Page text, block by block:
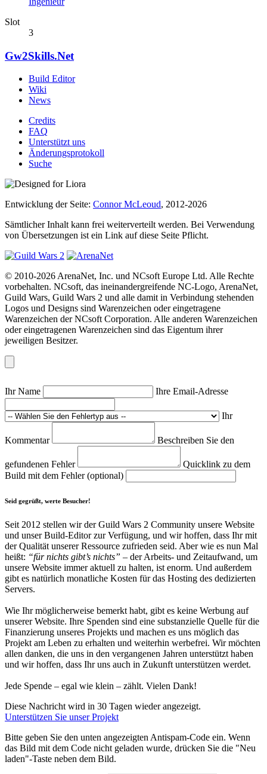
Slot
3
Gw2Skills.Net
Build Editor
Wiki
News
Credits
FAQ
Unterstützt uns
Änderungsprotokoll
Suche
Entwicklung der Seite: Connor McLeoud, 2012-2026
Sämtlicher Inhalt kann frei weiterverteilt werden. Bei Verwendung
von Übersetzungen ist ein Link auf diese Seite Pflicht.
© 2010-2026 ArenaNet, Inc. und NCsoft Europe Ltd. Alle Rechte
vorbehalten. NCsoft, das ineinandergreifende NC-Logo, ArenaNet,
Guild Wars, Guild Wars 2 und alle damit in Verbindung stehenden
Logos und Designs sind Warenzeichen oder eingetragene
Warenzeichen der NCsoft Corporation. Alle anderen Warenzeichen
oder eingetragenen Warenzeichen sind das Eigentum ihrer
jeweiligen Besitzer.
Ihr Name Ihre Email-Adresse
Ihr
Kommentar Beschreiben Sie den
gefundenen Fehler
Quicklink zu dem
Build mit dem Fehler (optional)
Seid gegrüßt, werte Besucher!
Seit 2012 stellen wir der Guild Wars 2 Community unsere Website
und unser Build-Editor zur Verfügung, und wir hoffen, dass Ihr mit
der Qualität unserer Ressource zufrieden seid. Aber wie es nun Mal
heißt: “für nichts gibt’s nichts” – der Arbeits- und Zeitaufwand, um
unsere Website immer aktuell zu halten, ist enorm. Und außerdem
gibt es natürlich monatliche Kosten für das Hosting des dedizierten
Servers.
Wie Ihr möglicherweise bemerkt habt, gibt es keine Werbung auf
unserer Website. Ihre Spenden sind eine substanzielle Quelle für die
Finanzierung unseres Projekts und machen es uns möglich das
Projekt am Leben zu erhalten und weiterhin werbefrei. Wir möchten
allen danken, die uns in den vergangenen Jahren unterstützt haben
und wir hoffen, dass Ihr uns auch in Zukunft unterstützen werdet.
Jede Spende – egal wie klein – zählt. Vielen Dank!
Diese Nachricht wird in 30 Tagen wieder angezeigt.
Unterstützen Sie unser Projekt
Bitte geben Sie den unten angezeigten Antispam-Code ein. Wenn
das Bild mit dem Code nicht geladen wurde, drücken Sie die "Neu
laden"-Taste neben dem Bild.